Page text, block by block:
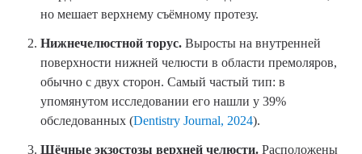
но мешает верхнему съёмному протезу.
Нижнечелюстной торус. Выросты на внутренней
поверхности нижней челюсти в области премоляров,
обычно с двух сторон. Самый частый тип: в
упомянутом исследовании его нашли у 39%
обследованных (Dentistry Journal, 2024).
Щёчные экзостозы верхней челюсти. Расположены